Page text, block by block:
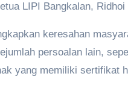
LIPI Bangkalan,
keresahan
persoalan lain,
yang memiliki sertifikat